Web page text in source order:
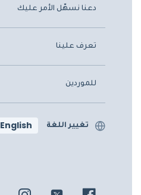
دعنا نسهّل الأمر عليك
تعرف علينا
للموردين
تغيير اللغة English